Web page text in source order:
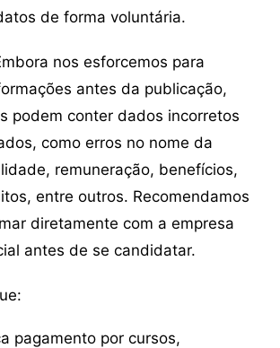
de forma voluntária.
nos esforcemos para
antes da publicação,
podem conter dados incorretos
como erros no nome da
remuneração, benefícios,
entre outros. Recomendamos
diretamente com a empresa
antes de se candidatar.
pagamento por cursos,